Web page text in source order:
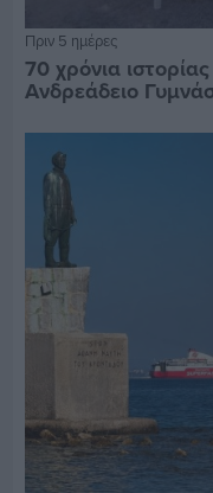
Πριν 5 ημέρες
70 χρόνια
Ανδρεάδειο